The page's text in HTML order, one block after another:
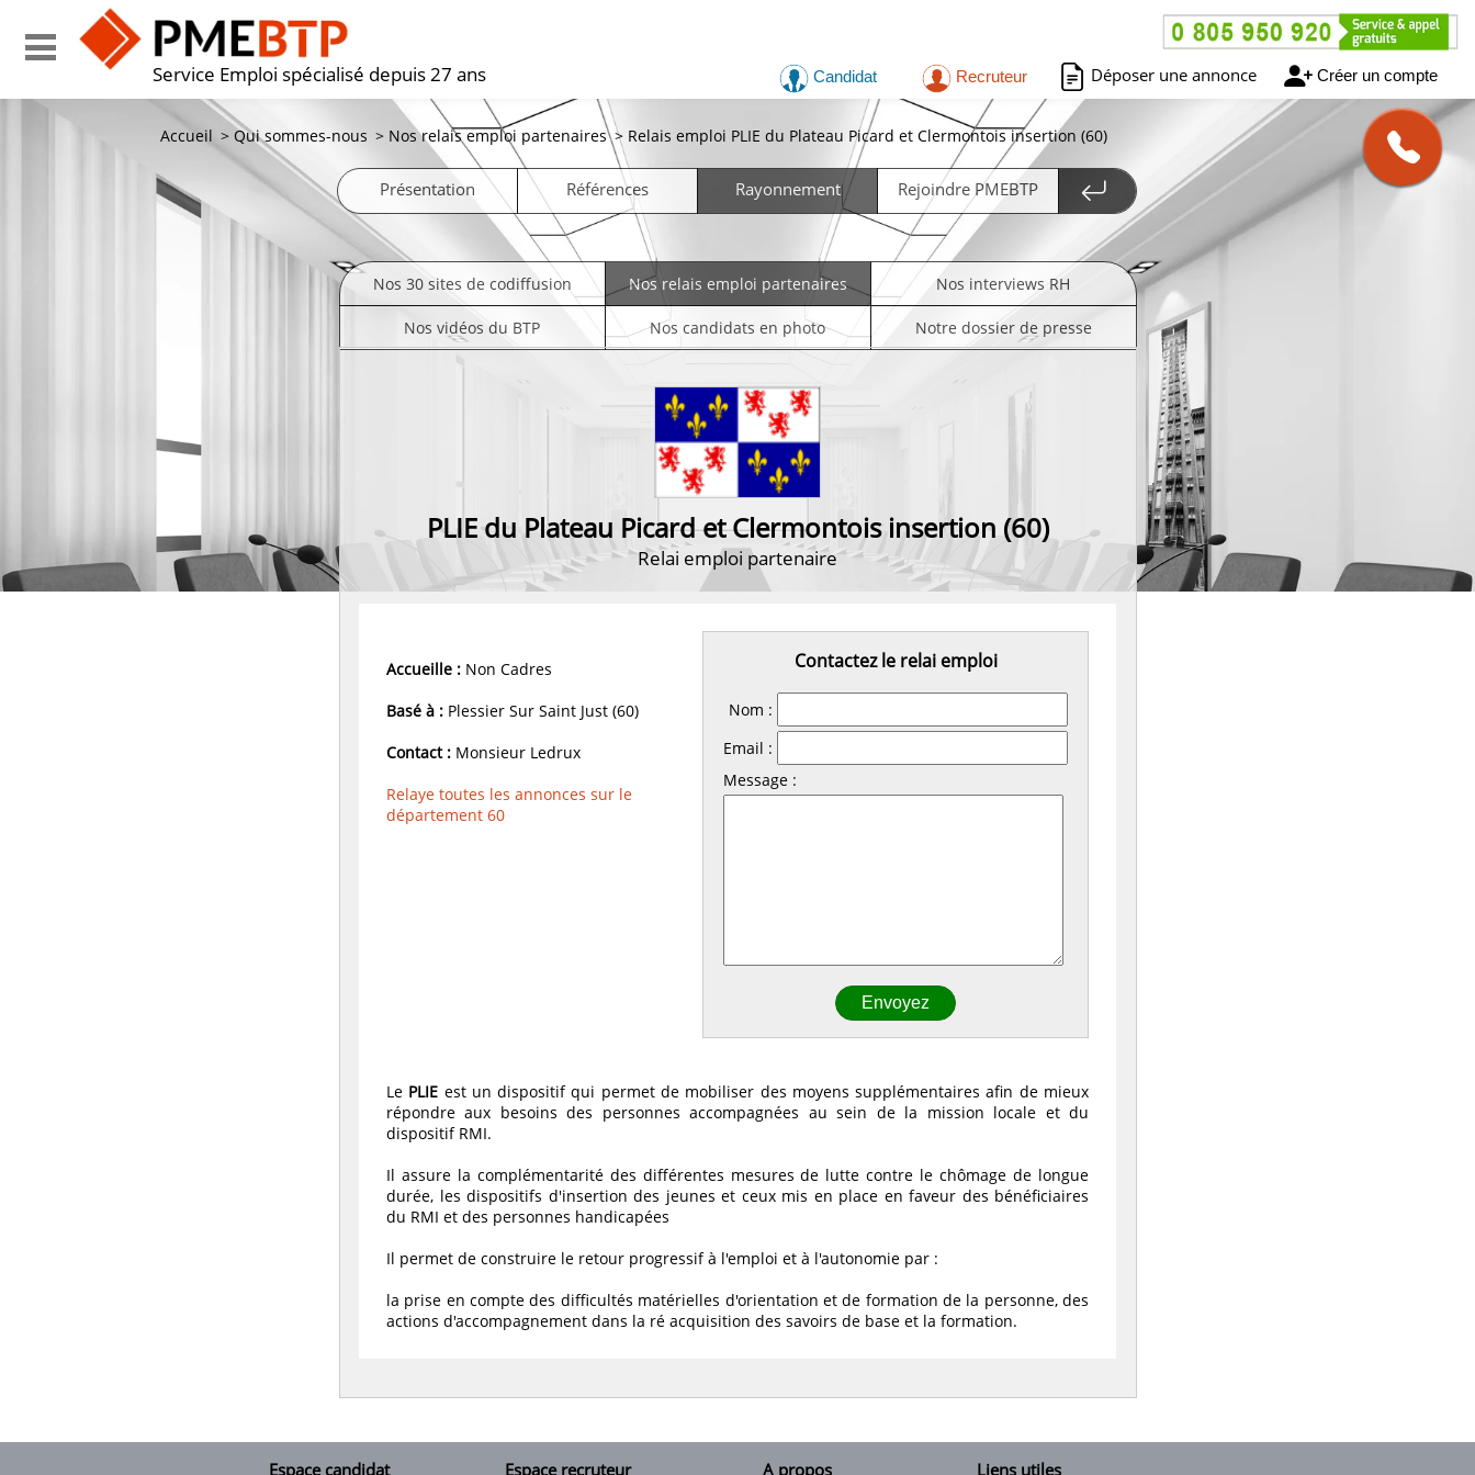
Service Emploi spécialisé depuis 27 ans Candidat Recruteur Déposer une annonce Créer un compte
Accueil > Qui sommes-nous > Nos relais emploi partenaires > Relais emploi PLIE du Plateau Picard et Clermontois insertion (60)
Présentation Références Rayonnement Rejoindre PMEBTP
Nos 30 sites de codiffusion Nos relais emploi partenaires Nos interviews RH
Nos vidéos du BTP Nos candidats en photo Notre dossier de presse
PLIE du Plateau Picard et Clermontois insertion (60)
Relai emploi partenaire
Accueille : Non Cadres
Basé à : Plessier Sur Saint Just (60)
Contact : Monsieur Ledrux
Relaye toutes les annonces sur le
département 60
Contactez le relai emploi
Nom :
Email :
Message :
Le PLIE est un dispositif qui permet de mobiliser des moyens supplémentaires afin de mieux
répondre aux besoins des personnes accompagnées au sein de la mission locale et du
dispositif RMI.
Il assure la complémentarité des différentes mesures de lutte contre le chômage de longue
durée, les dispositifs d'insertion des jeunes et ceux mis en place en faveur des bénéficiaires
du RMI et des personnes handicapées
Il permet de construire le retour progressif à l'emploi et à l'autonomie par :
la prise en compte des difficultés matérielles d'orientation et de formation de la personne, des
actions d'accompagnement dans la ré acquisition des savoirs de base et la formation.
Espace candidat Espace recruteur A propos Liens utiles